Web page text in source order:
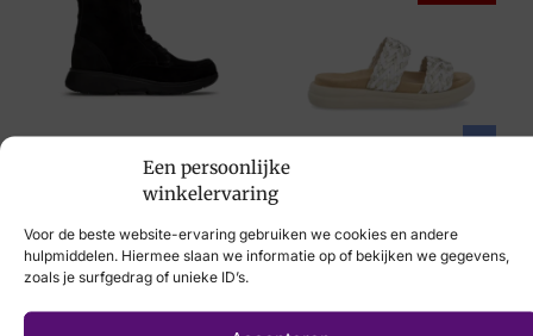
Een persoonlijke
winkelervaring
Voor de beste website-ervaring gebruiken we cookies en andere
hulpmiddelen. Hiermee slaan we informatie op of bekijken we gegevens,
zoals je surfgedrag of unieke ID’s.
Viguera
Artikelnummer
Breedtemaat